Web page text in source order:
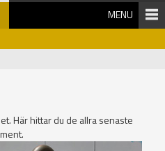
MENU
Här hittar du de allra senaste